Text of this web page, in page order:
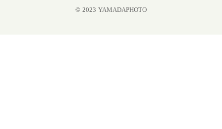
© 2023 YAMADAPHOTO